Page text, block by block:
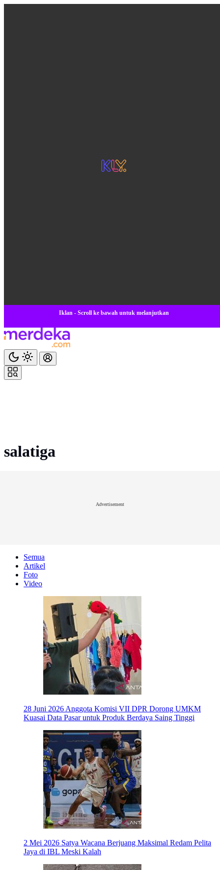
Iklan - Scroll ke bawah untuk melanjutkan
salatiga
Advertisement
Semua
Artikel
Foto
Video
28 Juni 2026 Anggota Komisi VII DPR Dorong UMKM
Kuasai Data Pasar untuk Produk Berdaya Saing Tinggi
2 Mei 2026 Satya Wacana Berjuang Maksimal Redam Pelita
Jaya di IBL Meski Kalah